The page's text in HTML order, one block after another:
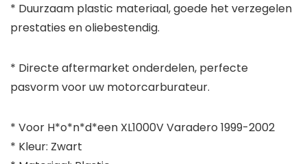
* Duurzaam plastic materiaal, goede het verzegelen
prestaties en oliebestendig.
* Directe aftermarket onderdelen, perfecte
pasvorm voor uw motorcarburateur.
* Voor H*o*n*d*een XL1000V Varadero 1999-2002
* Kleur: Zwart